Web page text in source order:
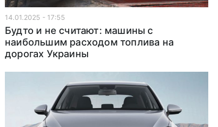
14.01.2025 - 17:55
Будто и не считают: машины с
наибольшим расходом топлива на
дорогах Украины